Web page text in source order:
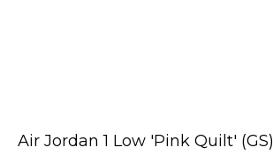
Air Jordan 1 Low 'Pink Quilt' (GS)